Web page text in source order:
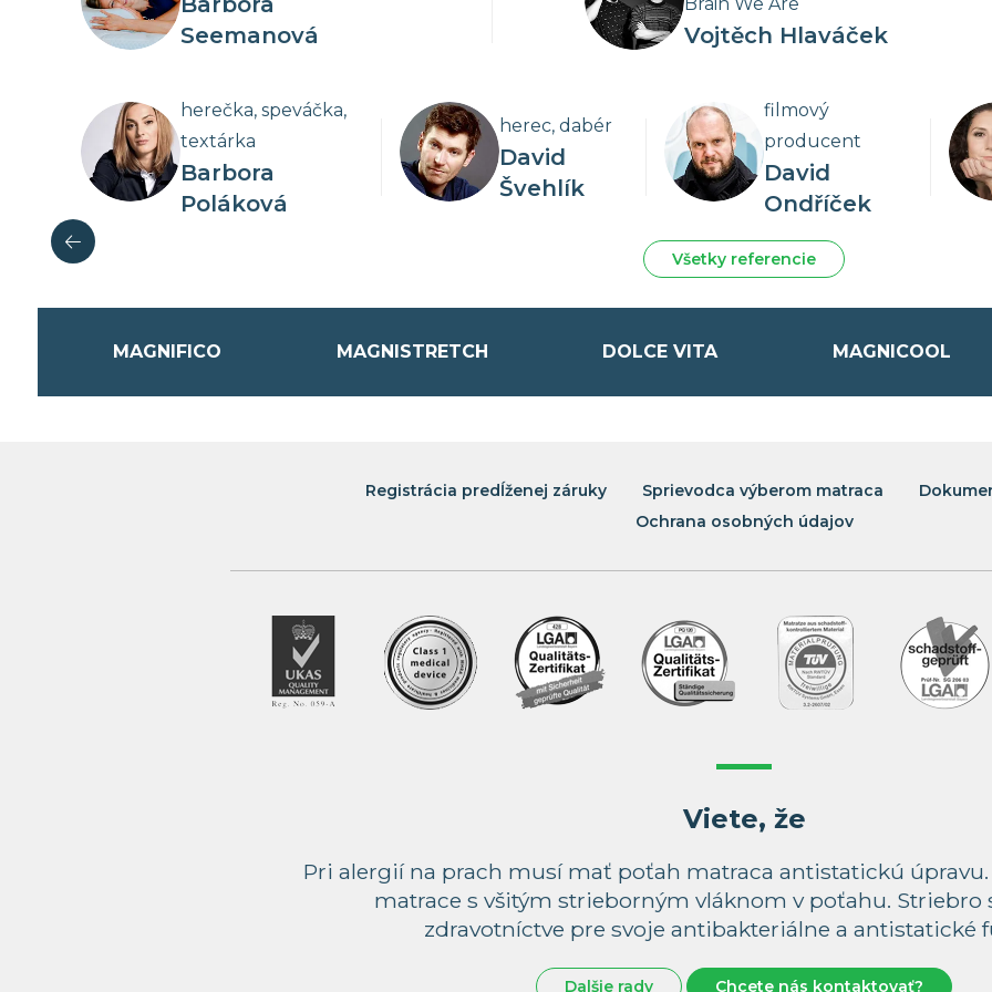
Zvolenská cesta 30/A, Banská Bystrica
Prejsť na predajňu
Načítať ďalšie
Seemanová
Vojtěch Hlaváček
herečka, speváčka,
textárka
Barbora
Poláková
herec, dabér
David
Švehlík
filmový
producent
David
Ondříček
Všetky referencie
spánku. Celosvetový patent spoločnosti Magniflex.
MAGNIFICO MAGNISTRETCH DOLCE VITA MAGNICOOL
Registrácia predĺženej záruky Sprievodca výberom matraca
Ochrana osobných údajov
Viete, že
Pri alergií na prach musí mať poťah matraca antistatickú
matrace s všitým strieborným vláknom v poťahu. Striebro
zdravotníctve pre svoje antibakteriálne a antistatické
Dalšie rady Chcete nás kontaktovať?